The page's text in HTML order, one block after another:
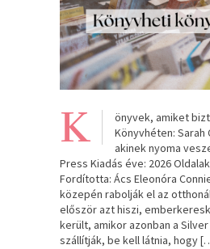
K
önyvek, amiket
Könyvhéten: Sarah
akinek nyoma
Press Kiadás éve: 2026
Fordította: Ács Eleonóra
közepén rabolják el az
először azt hiszi,
került, amikor azonban a
szállítják, be kell látnia, hogy